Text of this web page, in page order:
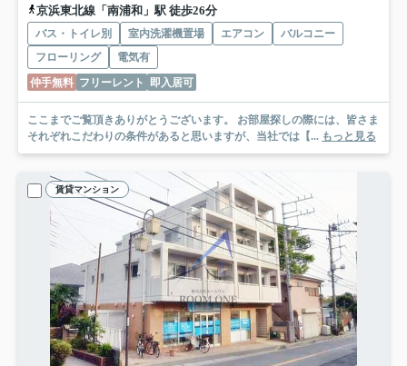
京浜東北線「南浦和」駅 徒歩26分
バス・トイレ別 室内洗濯機置場 エアコン
バルコニー
フローリング
電気有
仲手無料 フリーレント 即入居可
ここまでご覧頂きありがとうございます。 お部屋探しの際には、皆さま
それぞれこだわりの条件があると思いますが、当社では【... もっと見る
賃貸マンション